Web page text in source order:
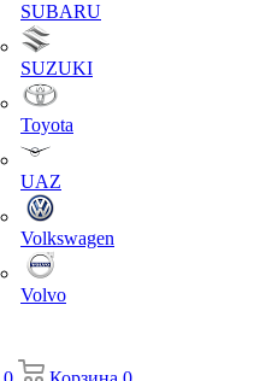
SUBARU
SUZUKI
Toyota
UAZ
Volkswagen
Volvo